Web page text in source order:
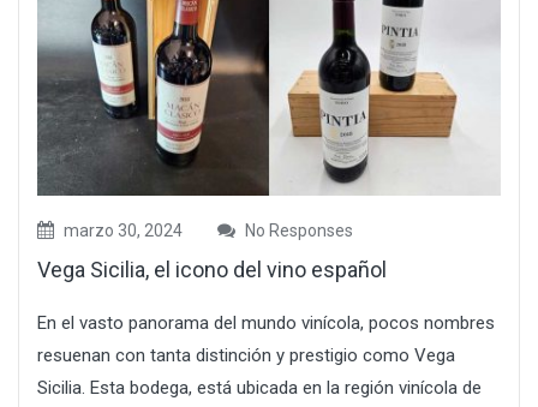
marzo 30, 2024 No Responses
Vega Sicilia, el icono del vino español
En el vasto panorama del mundo vinícola, pocos nombres
resuenan con tanta distinción y prestigio como Vega
Sicilia. Esta bodega, está ubicada en la región vinícola de